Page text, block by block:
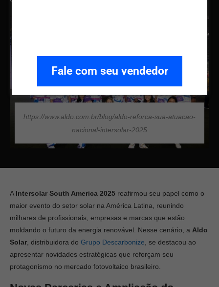
Fale com seu vendedor
https://www.aldo.com.br/blog/aldo-reforca-sua-atuacao-
nacional-intersolar-2025
A Intersolar South America 2025 reafirmou seu papel como o
maior evento do setor solar na América Latina, reunindo
milhares de profissionais, empresas e marcas que estão
moldando o futuro da energia renovável. Nesse cenário, a Aldo
Solar , distribuidora do Grupo Descarbonize , se destacou ao
apresentar novidades estratégicas que reforçam seu
protagonismo no mercado fotovoltaico brasileiro.